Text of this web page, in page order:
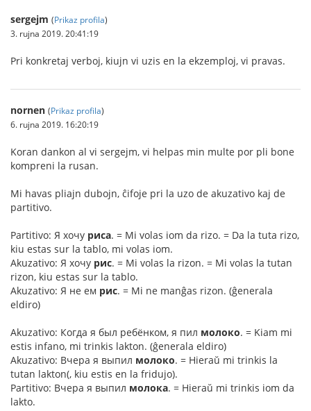
sergejm (Prikaz profila)
3. rujna 2019. 20:41:19
Pri konkretaj verboj, kiujn vi uzis en la ekzemploj, vi pravas.
nornen (Prikaz profila)
6. rujna 2019. 16:20:19
Koran dankon al vi sergejm, vi helpas min multe por pli bone
kompreni la rusan.
Mi havas pliajn dubojn, ĉifoje pri la uzo de akuzativo kaj de
partitivo.
Partitivo: Я хочу риса. = Mi volas iom da rizo. = Da la tuta rizo,
kiu estas sur la tablo, mi volas iom.
Akuzativo: Я хочу рис. = Mi volas la rizon. = Mi volas la tutan
rizon, kiu estas sur la tablo.
Akuzativo: Я не ем рис. = Mi ne manĝas rizon. (ĝenerala
eldiro)
Akuzativo: Когда я был ребёнком, я пил молоко. = Kiam mi
estis infano, mi trinkis lakton. (ĝenerala eldiro)
Akuzativo: Вчера я выпил молоко. = Hieraŭ mi trinkis la
tutan lakton(, kiu estis en la fridujo).
Partitivo: Вчера я выпил молока. = Hieraŭ mi trinkis iom da
lakto.